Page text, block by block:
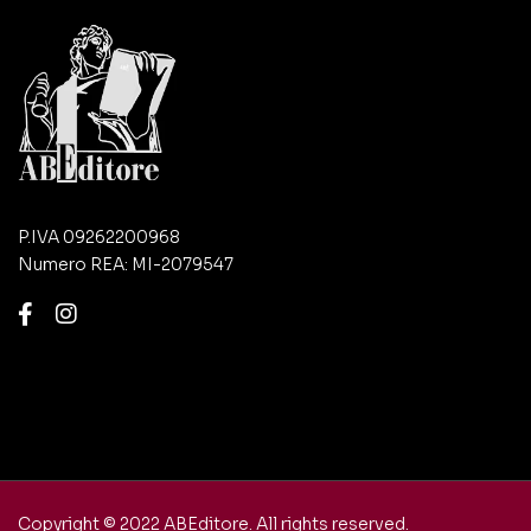
P.IVA 09262200968
Numero REA: MI-2079547
Copyright © 2022 ABEditore. All rights reserved.